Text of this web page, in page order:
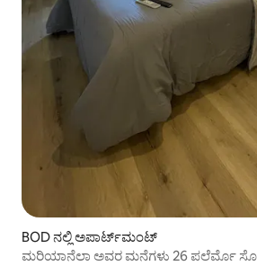
BOD ನಲ್ಲಿ ಅಪಾರ್ಟ್‌ಮಂಟ್
ಮರಿಯಾನೆಲಾ ಅವರ ಮನೆಗಳು 26 ಪಲೆರ್ಮೊ